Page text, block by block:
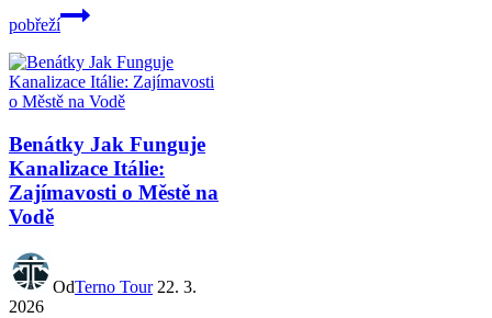
pobřeží
Benátky Jak Funguje
Kanalizace Itálie:
Zajímavosti o Městě na
Vodě
OdTerno Tour 22. 3.
2026